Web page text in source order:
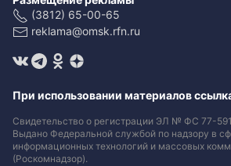
(3812) 65-00-65
reklama@omsk.rfn.ru
При использовании материалов
Свидетельство о регистрации ЭЛ № ФС 77-
Выдано Федеральной службой по надзору в
информационных технологий и массовых
(Роскомнадзор).